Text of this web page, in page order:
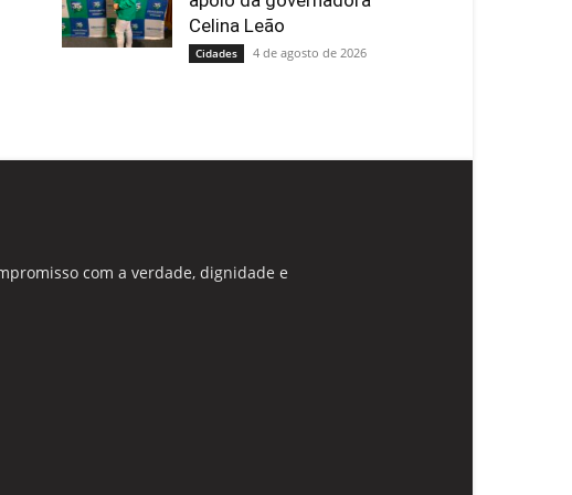
Celina Leão
Cidades 4 de agosto de 2026
com a verdade, dignidade e